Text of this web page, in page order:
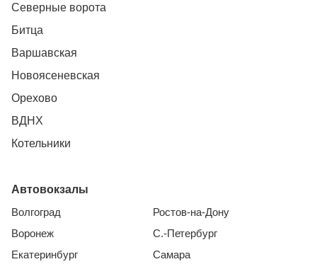
Северные ворота
Битца
Варшавская
Новоясеневская
Орехово
ВДНХ
Котельники
Автовокзалы
Волгоград
Воронеж
Екатеринбург
Ростов-на-Дону
С.-Петербург
Самара